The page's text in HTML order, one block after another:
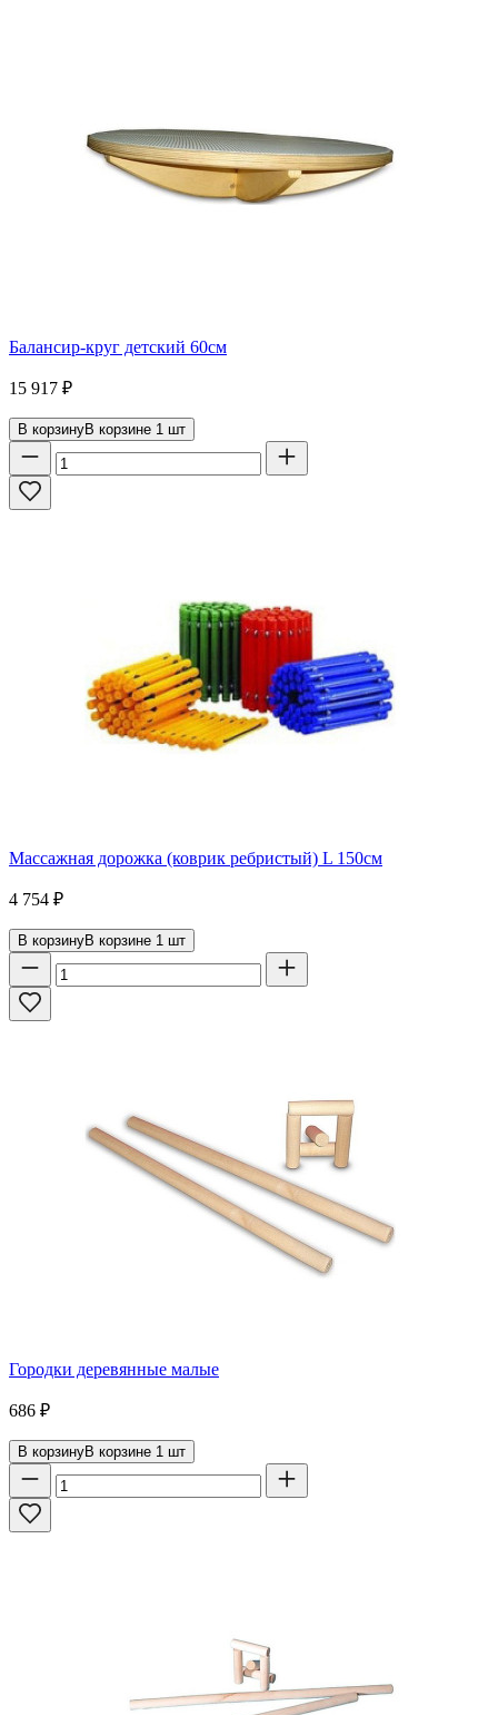
Балансир-круг детский 60см
15 917 ₽
В корзинуВ корзине 1 шт
Массажная дорожка (коврик ребристый) L 150см
4 754 ₽
В корзинуВ корзине 1 шт
Городки деревянные малые
686 ₽
В корзинуВ корзине 1 шт